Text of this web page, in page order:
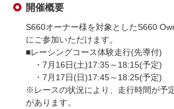
開催概要
S660オーナー様を対象としたS660
にご参加いただけます。
■レーシングコース体験走行(先導付)
・7月16日(土)17:35～18:15(予定)
・7月17日(日)17:45～18:25(予定)
※レースの状況により、走行時間が予
があります。